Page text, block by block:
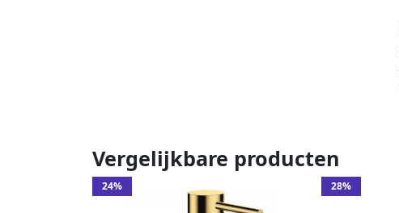
Vergelijkbare producten
24% 28%